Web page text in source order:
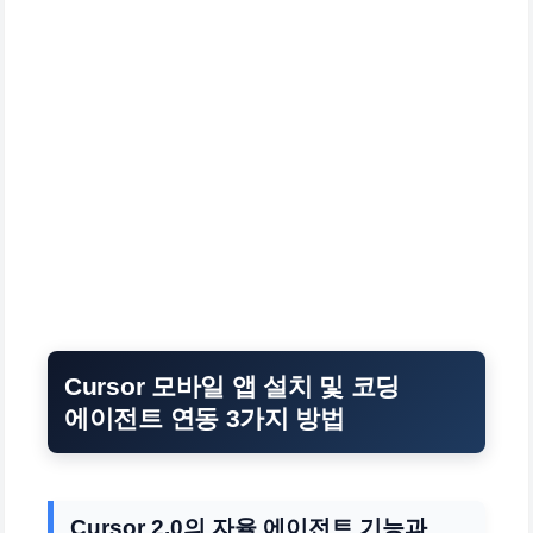
Cursor 모바일 앱 설치 및 코딩
에이전트 연동 3가지 방법
Cursor 2.0의 자율 에이전트 기능과